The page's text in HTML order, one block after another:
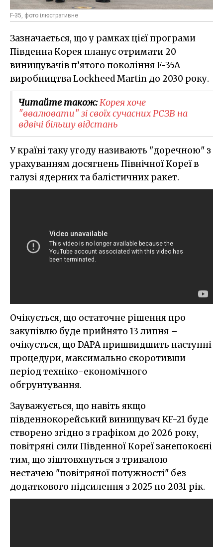
F-35, фото ілюстративне
Зазначається, що у рамках цієї програми
Південна Корея планує отримати 20
винищувачів п’ятого покоління F-35A
виробництва Lockheed Martin до 2030 року.
Читайте також:Корея хоче
"ввалювати" зі своїх сучасних РСЗВ на
вдвічі більшу відстань
У країні таку угоду називають "доречною" з
урахуванням досягнень Північної Кореї в
галузі ядерних та балістичних ракет.
Очікується, що остаточне рішення про
закупівлю буде прийнято 13 липня –
очікується, що DAPA пришвидшить наступні
процедури, максимально скоротивши
період техніко-економічного
обгрунтування.
Зауважується, що навіть якщо
південнокорейський винищувач KF-21 буде
створено згідно з графіком до 2026 року,
повітряні сили Південної Кореї занепокоєні
тим, що зіштовхнуться з тривалою
нестачею "повітряної потужності" без
додаткового підсилення з 2025 по 2031 рік.